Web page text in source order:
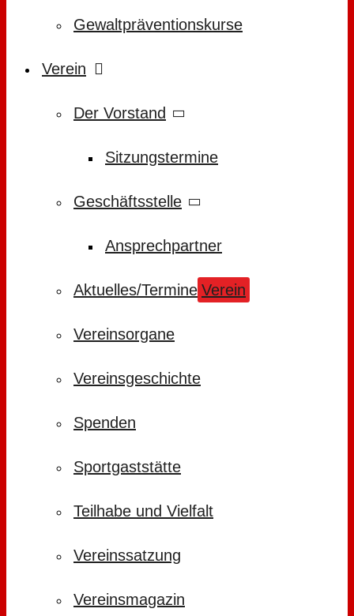
Gewaltpräventionskurse
Verein
Der Vorstand
Sitzungstermine
Geschäftsstelle
Ansprechpartner
Aktuelles/Termine Verein
Vereinsorgane
Vereinsgeschichte
Spenden
Sportgaststätte
Teilhabe und Vielfalt
Vereinssatzung
Vereinsmagazin